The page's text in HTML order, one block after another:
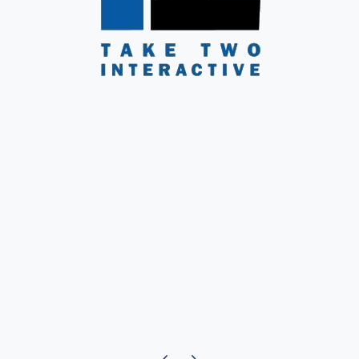
Previous carousel slide
Next carousel slide